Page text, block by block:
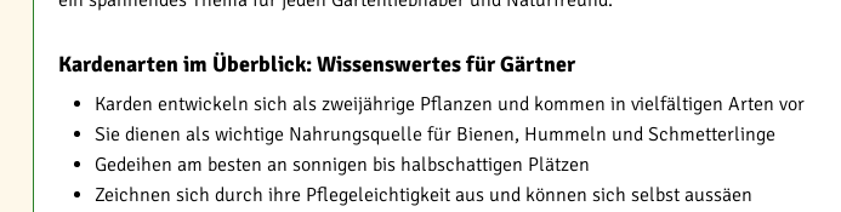
Kardenarten im Überblick: Wissenswertes für Gärtner
Karden entwickeln sich als zweijährige Pflanzen und kommen in vielfältigen Arten vor
Sie dienen als wichtige Nahrungsquelle für Bienen, Hummeln und Schmetterlinge
Gedeihen am besten an sonnigen bis halbschattigen Plätzen
Zeichnen sich durch ihre Pflegeleichtigkeit aus und können sich selbst aussäen